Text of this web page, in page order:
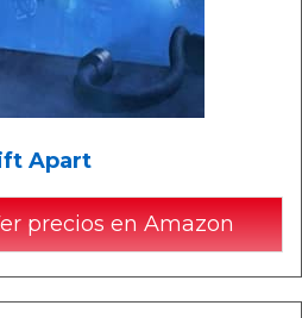
Apart
precios en Amazon